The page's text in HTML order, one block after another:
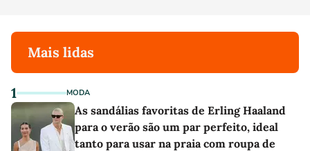
Mais lidas
1 MODA
As sandálias favoritas de Erling Haaland
para o verão são um par perfeito, ideal
tanto para usar na praia com roupa de